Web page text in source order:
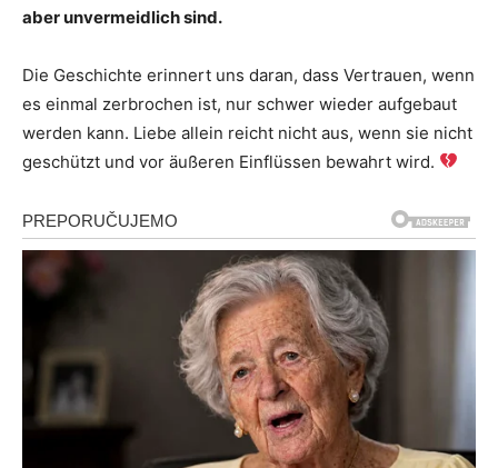
aber unvermeidlich sind.
Die Geschichte erinnert uns daran, dass Vertrauen, wenn
es einmal zerbrochen ist, nur schwer wieder aufgebaut
werden kann. Liebe allein reicht nicht aus, wenn sie nicht
geschützt und vor äußeren Einflüssen bewahrt wird.